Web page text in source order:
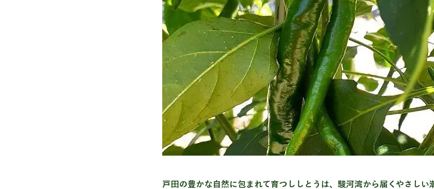
戸田の豊かな自然に包まれて育つししとうは、駿河湾から届くやさしい